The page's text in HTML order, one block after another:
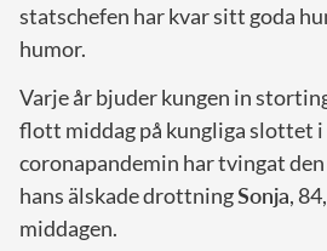
statschefen har kvar sitt goda
humor.
Varje år bjuder kungen in
flott middag på kungliga slottet
coronapandemin har tvingat den
hans älskade drottningSonja,
middagen.